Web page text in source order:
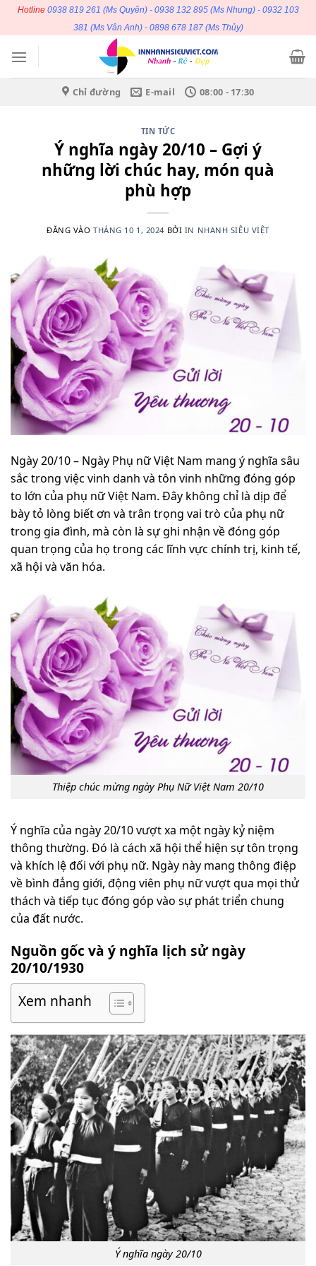
dung
Hotline 0938 819 261 (Ms Quyên) - 0938 132 895(Ms Nhung) - 0932 103
381 (Ms Vân Anh) - 0898 678 187(Ms Thủy)
Chỉ đường E-mail 08:00 - 17:30
TIN TỨC
Ý nghĩa ngày 20/10 – Gợi ý
những lời chúc hay, món quà
phù hợp
ĐĂNG VÀOTHÁNG 10 1, 2024 BỞI IN NHANH SIÊU VIỆT
Ngày 20/10 – Ngày Phụ nữ Việt Nam mang ý nghĩa sâu
sắc trong việc vinh danh và tôn vinh những đóng góp
to lớn của phụ nữ Việt Nam. Đây không chỉ là dịp để
bày tỏ lòng biết ơn và trân trọng vai trò của phụ nữ
trong gia đình, mà còn là sự ghi nhận về đóng góp
quan trọng của họ trong các lĩnh vực chính trị, kinh tế,
xã hội và văn hóa.
Thiệp chúc mừng ngày Phụ Nữ Việt Nam 20/10
Ý nghĩa của ngày 20/10 vượt xa một ngày kỷ niệm
thông thường. Đó là cách xã hội thể hiện sự tôn trọng
và khích lệ đối với phụ nữ. Ngày này mang thông điệp
về bình đẳng giới, động viên phụ nữ vượt qua mọi thử
thách và tiếp tục đóng góp vào sự phát triển chung
của đất nước.
Nguồn gốc và ý nghĩa lịch sử ngày
20/10/1930
Xem nhanh
Ý nghĩa ngày 20/10